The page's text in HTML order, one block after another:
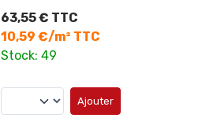
63,55 € TTC
10,59 €/m² TTC
Stock: 49
Ajouter